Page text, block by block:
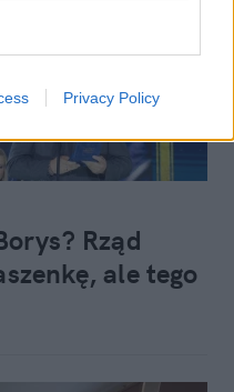
Privacy Policy
Rząd
ale tego